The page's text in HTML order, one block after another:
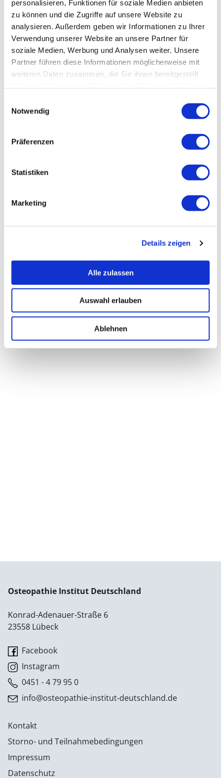
personalisieren, Funktionen für soziale Medien anbieten
zu können und die Zugriffe auf unsere Website zu
analysieren. Außerdem geben wir Informationen zu Ihrer
Verwendung unserer Website an unsere Partner für
soziale Medien, Werbung und Analysen weiter. Unsere
Partner führen diese Informationen möglicherweise mit
weiteren Daten zusammen, die Sie ihnen bereitgestellt
Notwendig
Präferenzen
Statistiken
Marketing
Details zeigen
Alle zulassen
Auswahl erlauben
Ablehnen
Osteopathie Institut Deutschland
Konrad-Adenauer-Straße 6
23558 Lübeck
Facebook
Instagram
0451 - 4 79 95 0
info@osteopathie-institut-deutschland.de
Kontakt
Storno- und Teilnahmebedingungen
Impressum
Datenschutz